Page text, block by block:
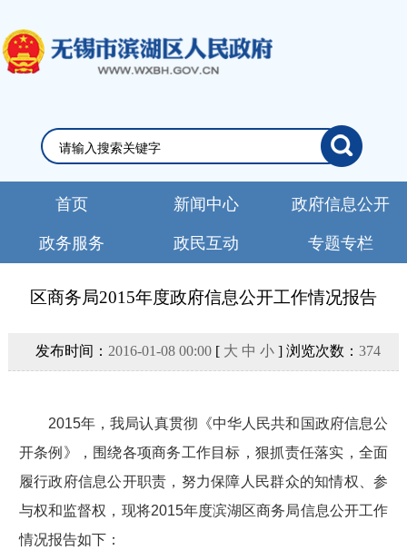
首页 新闻中心 政府信息公开
政务服务 政民互动 专题专栏
区商务局2015年度政府信息公开工作情况报告
发布时间： 2016-01-08 00:00[ 大 中 小] 浏览次数： 374
2015年，我局认真贯彻《中华人民共和国政府信息公
开条例》，围绕各项商务工作目标，狠抓责任落实，全面
履行政府信息公开职责，努力保障人民群众的知情权、参
与权和监督权，现将2015年度滨湖区商务局信息公开工作
情况报告如下：